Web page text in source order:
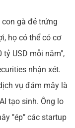
gà đẻ trứng
họ có thể có cơ
USD mỗi năm",
nhận xét.
vụ đám mây là
tạo sinh. Ông lo
"ép" các startup